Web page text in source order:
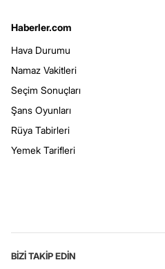
Haberler.com
Hava Durumu
Namaz Vakitleri
Seçim Sonuçları
Şans Oyunları
Rüya Tabirleri
Yemek Tarifleri
BİZİ TAKİP EDİN